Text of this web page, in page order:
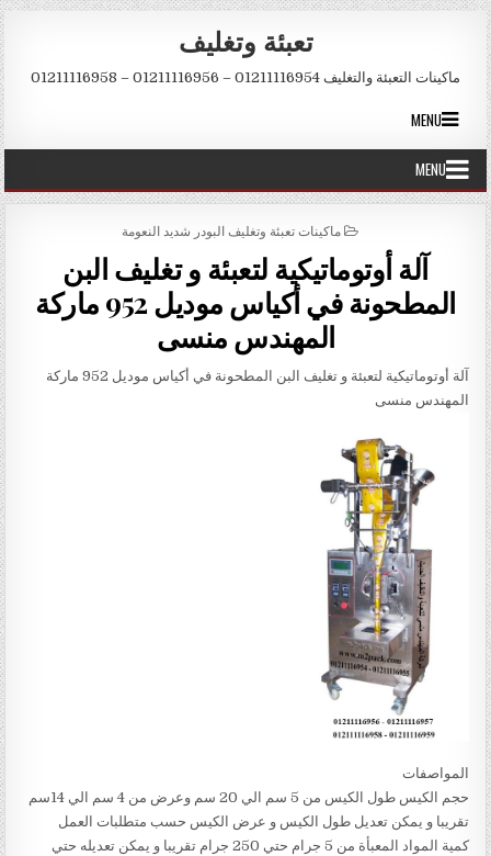
Skip to content
تعبئة وتغليف
ماكينات التعبئة والتغليف 01211116954 – 01211116956 – 01211116958
MENU
MENU
POSTED IN
ماكينات تعبئة وتغليف البودر شديد النعومة
آلة أوتوماتيكية لتعبئة و تغليف البن
المطحونة في أكياس موديل 952 ماركة
المهندس منسى
آلة أوتوماتيكية لتعبئة و تغليف البن المطحونة في أكياس موديل 952 ماركة
المهندس منسى
المواصفات
حجم الكيس طول الكيس من 5 سم الي 20 سم وعرض من 4 سم الي 14سم
تقريبا و يمكن تعديل طول الكيس و عرض الكيس حسب متطلبات العمل
كمية المواد المعبأة من 5 جرام حتي 250 جرام تقريبا و يمكن تعديله حتي